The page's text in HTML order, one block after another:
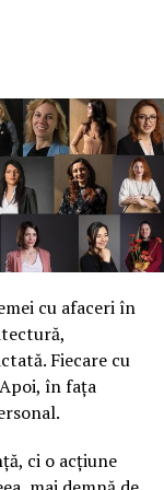
cu afaceri în
Fiecare cu
în fața
ci o acțiune